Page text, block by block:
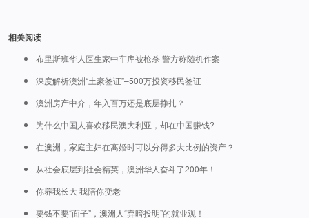
相关阅读
布里斯班华人医生家中车库被枪杀 警方称随机作案
深度解析澳洲“土豪签证”–500万投资移民签证
澳洲房产中介，年入百万还是底层挣扎？
为什么中国人喜欢移民澳大利亚，却在中国赚钱?
在澳洲，家庭主妇在离婚时可以分得多大比例的资产？
从社会底层到社会精英，澳洲华人奋斗了200年！
你养我长大 我陪你变老
要钱不要“面子”，澳洲人“弃暗投明”的就业观！